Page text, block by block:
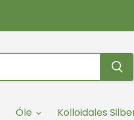
Öle Kolloidales